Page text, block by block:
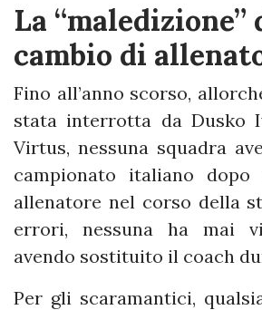
La “maledizione”
cambio di
Fino all’anno scorso,
stata interrotta da Dusko
Virtus, nessuna squadra
campionato italiano dopo
allenatore nel corso della
errori, nessuna ha mai
avendo sostituito il coach
Per gli scaramantici,